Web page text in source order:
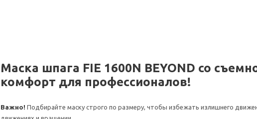
Маска шпага FIE 1600N BEYOND со
комфорт для профессионалов!
Важно! Подбирайте маску строго по размеру, чтобы избежать излишнего